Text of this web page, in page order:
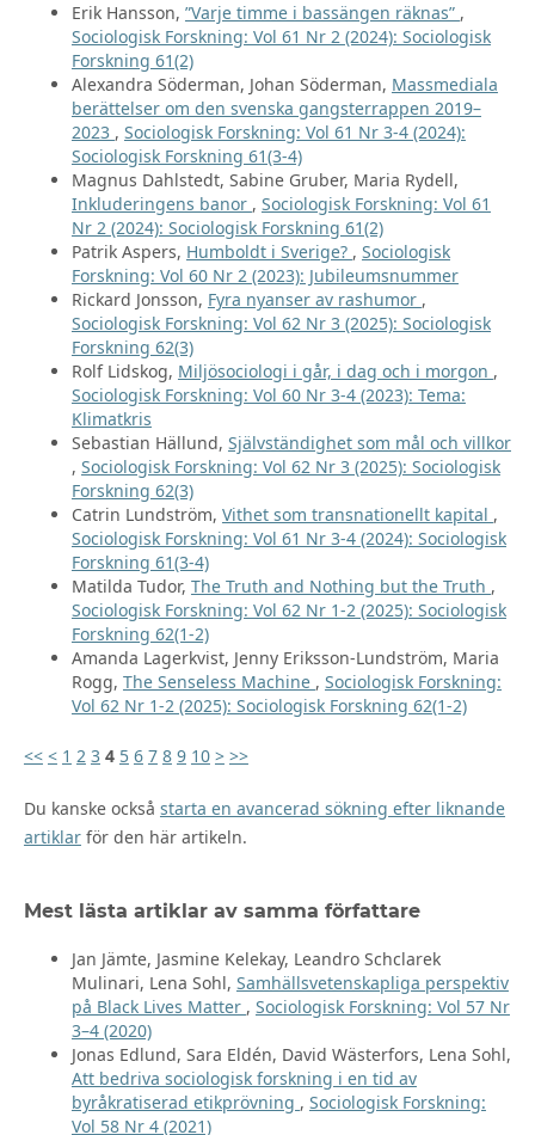
Erik Hansson, ”Varje timme i bassängen räknas” ,
Sociologisk Forskning: Vol 61 Nr 2 (2024): Sociologisk
Forskning 61(2)
Alexandra Söderman, Johan Söderman, Massmediala
berättelser om den svenska gangsterrappen 2019–
2023 , Sociologisk Forskning: Vol 61 Nr 3-4 (2024):
Sociologisk Forskning 61(3-4)
Magnus Dahlstedt, Sabine Gruber, Maria Rydell,
Inkluderingens banor , Sociologisk Forskning: Vol 61
Nr 2 (2024): Sociologisk Forskning 61(2)
Patrik Aspers, Humboldt i Sverige? , Sociologisk
Forskning: Vol 60 Nr 2 (2023): Jubileumsnummer
Rickard Jonsson, Fyra nyanser av rashumor ,
Sociologisk Forskning: Vol 62 Nr 3 (2025): Sociologisk
Forskning 62(3)
Rolf Lidskog, Miljösociologi i går, i dag och i morgon ,
Sociologisk Forskning: Vol 60 Nr 3-4 (2023): Tema:
Klimatkris
Sebastian Hällund, Självständighet som mål och villkor
, Sociologisk Forskning: Vol 62 Nr 3 (2025): Sociologisk
Forskning 62(3)
Catrin Lundström, Vithet som transnationellt kapital ,
Sociologisk Forskning: Vol 61 Nr 3-4 (2024): Sociologisk
Forskning 61(3-4)
Matilda Tudor, The Truth and Nothing but the Truth ,
Sociologisk Forskning: Vol 62 Nr 1-2 (2025): Sociologisk
Forskning 62(1-2)
Amanda Lagerkvist, Jenny Eriksson-Lundström, Maria
Rogg, The Senseless Machine , Sociologisk Forskning:
Vol 62 Nr 1-2 (2025): Sociologisk Forskning 62(1-2)
<< < 1 2 3 4 5 6 7 8 9 10 > >>
Du kanske också starta en avancerad sökning efter liknande
artiklarför den här artikeln.
Mest lästa artiklar av samma författare
Jan Jämte, Jasmine Kelekay, Leandro Schclarek
Mulinari, Lena Sohl, Samhällsvetenskapliga perspektiv
på Black Lives Matter , Sociologisk Forskning: Vol 57 Nr
3–4 (2020)
Jonas Edlund, Sara Eldén, David Wästerfors, Lena Sohl,
Att bedriva sociologisk forskning i en tid av
byråkratiserad etikprövning , Sociologisk Forskning:
Vol 58 Nr 4 (2021)